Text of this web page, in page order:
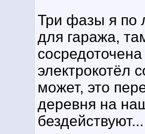
Три фазы я по
для гаража,
электрокотёл
может, это
деревня на
бездействуют...